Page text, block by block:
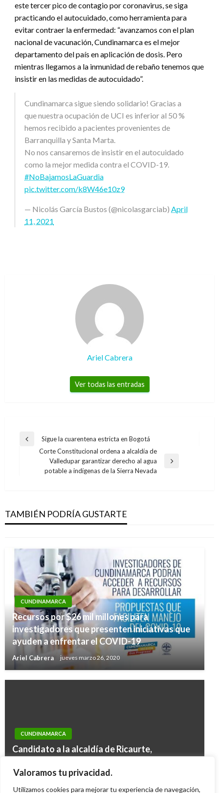
Valoramos tu privacidad.
Utilizamos cookies para mejorar tu experiencia de navegación,
este tercer pico de contagio por coronavirus, se siga
practicando el autocuidado, como herramienta para
evitar contraer la enfermedad: “avanzamos con el plan
nacional de vacunación, Cundinamarca es el mejor
departamento del país en aplicación de dosis. Pero
mientras llegamos a la inmunidad de rebaño tenemos que
insistir en las medidas de autocuidado”.
Cundinamarca sigue siendo solidario! Gracias a
que nuestra ocupación de UCI es inferior al 50 %
hemos recibido a pacientes provenientes de
Barranquilla y Santa Marta.
No nos cansaremos de insistir en el autocuidado
como la mejor medida contra el COVID-19.
#NoBajamosLaGuardia
pic.twitter.com/k8W46e10z9
— Nicolás García Bustos (@nicolasgarciab) April
11, 2021
Ariel Cabrera
Ver todas las entradas
Navegación
entradas
Entrada
anterior
Sigue la cuarentena estricta en Bogotá
Entrada
siguiente
Corte Constitucional ordena a alcaldía de
Valledupar garantizar derecho al agua
potable a indígenas de la Sierra Nevada
TAMBIÉN PODRÍA GUSTARTE
Tenjo
Manuel Reyes Beltran martes febrero 7, 2017
CUNDINAMARCA
Recursos por $26 mil millones para
investigadores que presenten iniciativas que
ayuden a enfrentar el COVID-19
Ariel Cabrera jueves marzo 26, 2020
CUNDINAMARCA
Candidato a la alcaldía de Ricaurte,
teniendo sexo
Mary Gomez miércoles octubre 7, 2015
Se reactivan programas para la inclusión
productiva para más de 79 mil hogares